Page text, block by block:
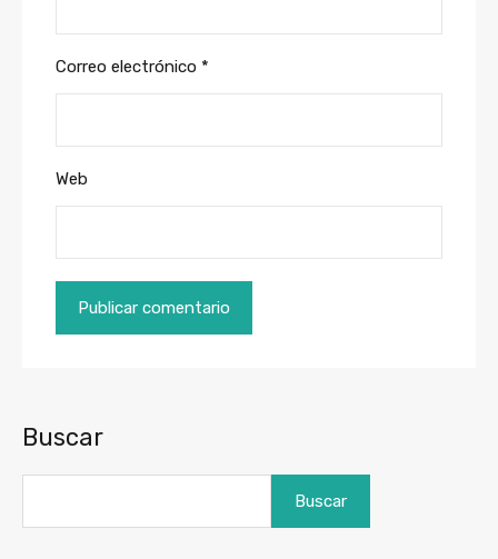
Correo electrónico *
Web
Buscar
Buscar